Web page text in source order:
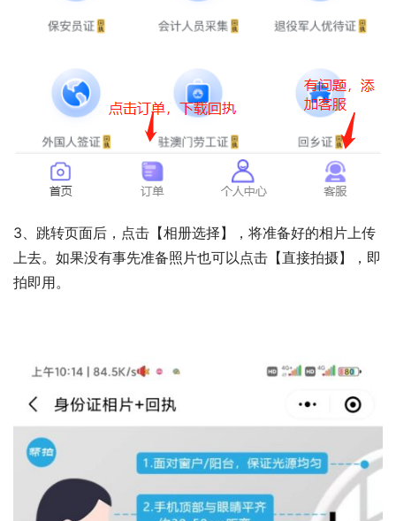
3、跳转页面后，点击【相册选择】，将准备好的相片上传
上去。如果没有事先准备照片也可以点击【直接拍摄】，即
拍即用。